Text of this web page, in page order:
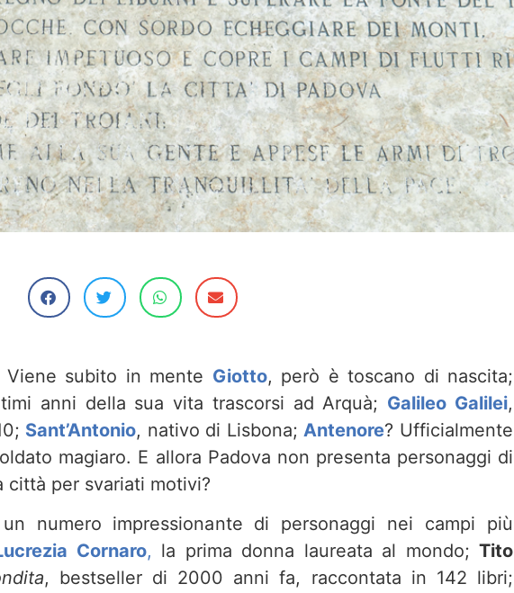
subito in mente Giotto, però è toscano di nascita;
anni della sua vita trascorsi ad Arquà; Galileo Galilei,
Sant’Antonio, nativo di Lisbona;Antenore? Ufficialmente
magiaro. E allora Padova non presenta personaggi di
città per svariati motivi?
numero impressionante di personaggi nei campi più
Cornaro, la prima donna laureata al mondo; Tito
, bestseller di 2000 anni fa, raccontata in 142 libri;